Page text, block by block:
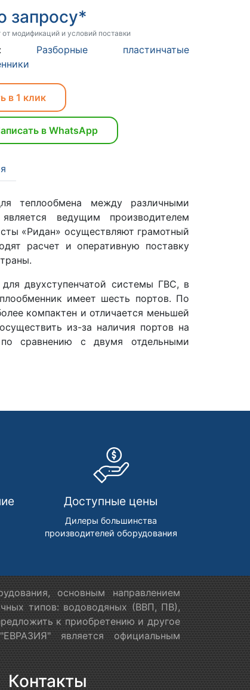
запросу*
от модификаций и условий поставки
Разборные пластинчатые
в 1 клик
в WhatsApp
теплообмена между различными
ведущим производителем
«Ридан» осуществляют грамотный
расчет и оперативную поставку
двухступенчатой системы ГВС, в
имеет шесть портов. По
компактен и отличается меньшей
из-за наличия портов на
сравнению с двумя отдельными
Доступные цены
Дилеры большинства
производителей оборудования
основным направлением
типов: водоводяных (ВВП, ПВ),
к приобретению и другое
является официальным
Контакты